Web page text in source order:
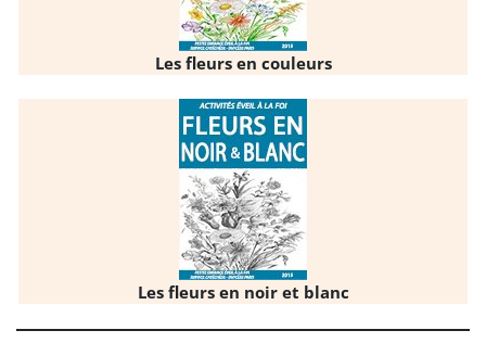
Les fleurs en couleurs
Les fleurs en noir et blanc